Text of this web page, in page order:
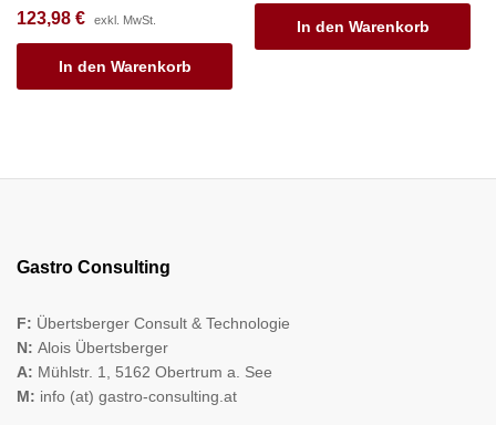
123,98 € exkl. MwSt.
In den Warenkorb
In den Warenkorb
Gastro Consulting
F: Übertsberger Consult & Technologie
N: Alois Übertsberger
A: Mühlstr. 1, 5162 Obertrum a. See
M: info (at) gastro-consulting.at